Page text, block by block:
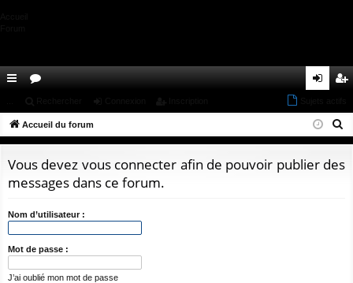
co
ci
u
s
ne
on
cri
on
Accueil du forum
Vous devez vous connecter afin de pouvoir publier des
messages dans ce forum.
Nom d’utilisateur :
Mot de passe :
J’ai oublié mon mot de passe